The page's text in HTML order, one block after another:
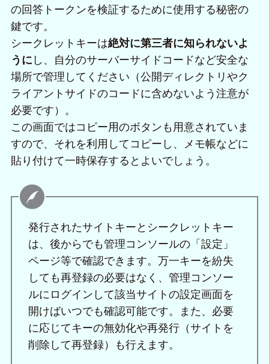
の回答トークンを検証するために使用する秘密の
鍵です。
シークレットキーは絶対に第三者に知られないよ
うに し、自分のサーバーサイドコードなど安全な
場所で管理してください（公開ディレクトリやク
ライアントサイドのコードに含めないよう注意が
必要です）。
この画面ではコピー用のボタンも用意されていま
すので、それを利用してコピーし、メモ帳などに
貼り付けて一時保存するとよいでしょう。
発行されたサイトキーとシークレットキー
は、後からでも管理コンソールの「設定」
ページ等で確認できます。万一キーを紛失
しても再登録の必要はなく、管理コンソー
ルにログインして該当サイトの設定画面を
開けばいつでも確認可能です。また、必要
に応じてキーの無効化や再発行（サイトを
削除して再登録）も行えます。